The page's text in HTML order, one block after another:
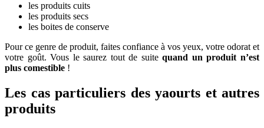
les produits cuits
les produits secs
les boites de conserve
Pour ce genre de produit, faites confiance à vos yeux, votre odorat et
votre goût. Vous le saurez tout de suitequand un produit n’est
plus comestible !
Les cas particuliers des yaourts et autres
produits